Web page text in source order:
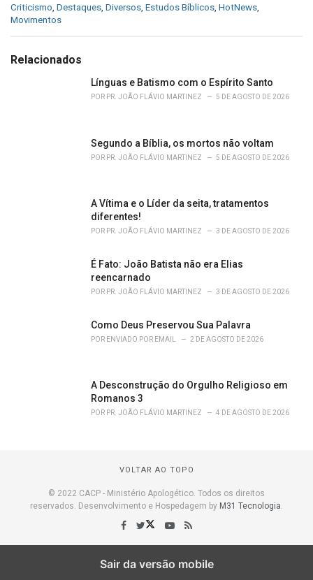
C
a
g
Criticismo Destaques Diversos Estudos Bíblicos HotNews
Movimentos
Relacionados
Línguas e Batismo com o Espírito Santo
POR PR. JOÃO FLÁVIO MARTINEZ 5 DE AGOSTO DE 2026
Segundo a Bíblia, os mortos não voltam
POR PR. JOÃO FLÁVIO MARTINEZ 5 DE AGOSTO DE 2026
A Vítima e o Líder da seita, tratamentos
diferentes!
POR PR. JOÃO FLÁVIO MARTINEZ 3 DE AGOSTO DE 2026
É Fato: João Batista não era Elias
reencarnado
POR PR. JOÃO FLÁVIO MARTINEZ 3 DE AGOSTO DE 2026
Como Deus Preservou Sua Palavra
POR ENVIADO POR EMAIL 2 DE AGOSTO DE 2026
A Desconstrução do Orgulho Religioso em
Romanos 3
POR PR. JOÃO FLÁVIO MARTINEZ 4 DE AGOSTO DE 2026
VOLTAR AO TOPO
© 2022 CACP - Ministério Apologético. Todos os direitos
reservados. Desenvolvimento e Hospedagem by M31 Tecnologia.
Sair da versão mobile